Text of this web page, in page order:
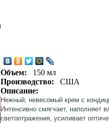
Объем:
150 мл
Производство:
США
Описание:
Нежный, невесомый крем с
Интенсивно смягчает,
светоотражения, усиливает